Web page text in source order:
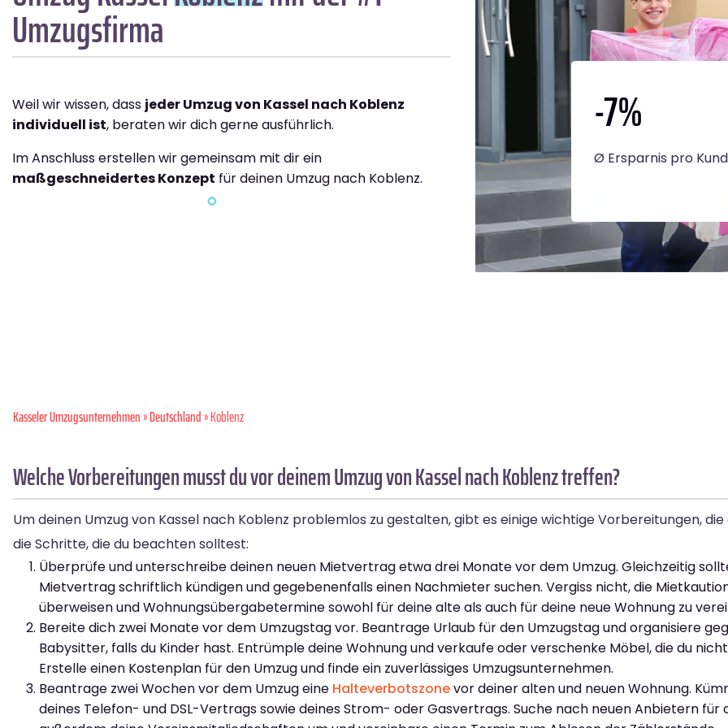
Umzugsfirma
Weil wir wissen, dass jeder Umzug von Kassel nach Koblenz
individuell ist, beraten wir dich gerne ausführlich.
Im Anschluss erstellen wir gemeinsam mit dir ein
maßgeschneidertes Konzept für deinen Umzug nach Koblenz.
-7%
Ø Ersparnis pro
Kasseler Umzugsunternehmen»Deutschland» Koblenz
Welche Vorbereitungen musst du vor deinem Umzug von Kassel nach Koblenz treffen?
Um deinen Umzug von Kassel nach Koblenz problemlos zu gestalten, gibt es einige wichtige Vorbereitungen,
die Schritte, die du beachten solltest:
Überprüfe und unterschreibe deinen neuen Mietvertrag etwa drei Monate vor dem Umzug. Gleichzeitig
Mietvertrag schriftlich kündigen und gegebenenfalls einen Nachmieter suchen. Vergiss nicht, die
überweisen und Wohnungsübergabetermine sowohl für deine alte als auch für deine neue Wohnung zu
Bereite dich zwei Monate vor dem Umzugstag vor. Beantrage Urlaub für den Umzugstag und organisiere
Babysitter, falls du Kinder hast. Entrümple deine Wohnung und verkaufe oder verschenke Möbel, die du
Erstelle einen Kostenplan für den Umzug und finde ein zuverlässiges Umzugsunternehmen.
Beantrage zwei Wochen vor dem Umzug eine Halteverbotszonevor deiner alten und neuen Wohnung.
deines Telefon- und DSL-Vertrags sowie deines Strom- oder Gasvertrags. Suche nach neuen Anbietern für